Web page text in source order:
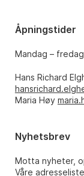
Åpningstider
Mandag –
Hans Richard
Maria Høy
Nyhetsbrev
Motta nyheter,
Våre